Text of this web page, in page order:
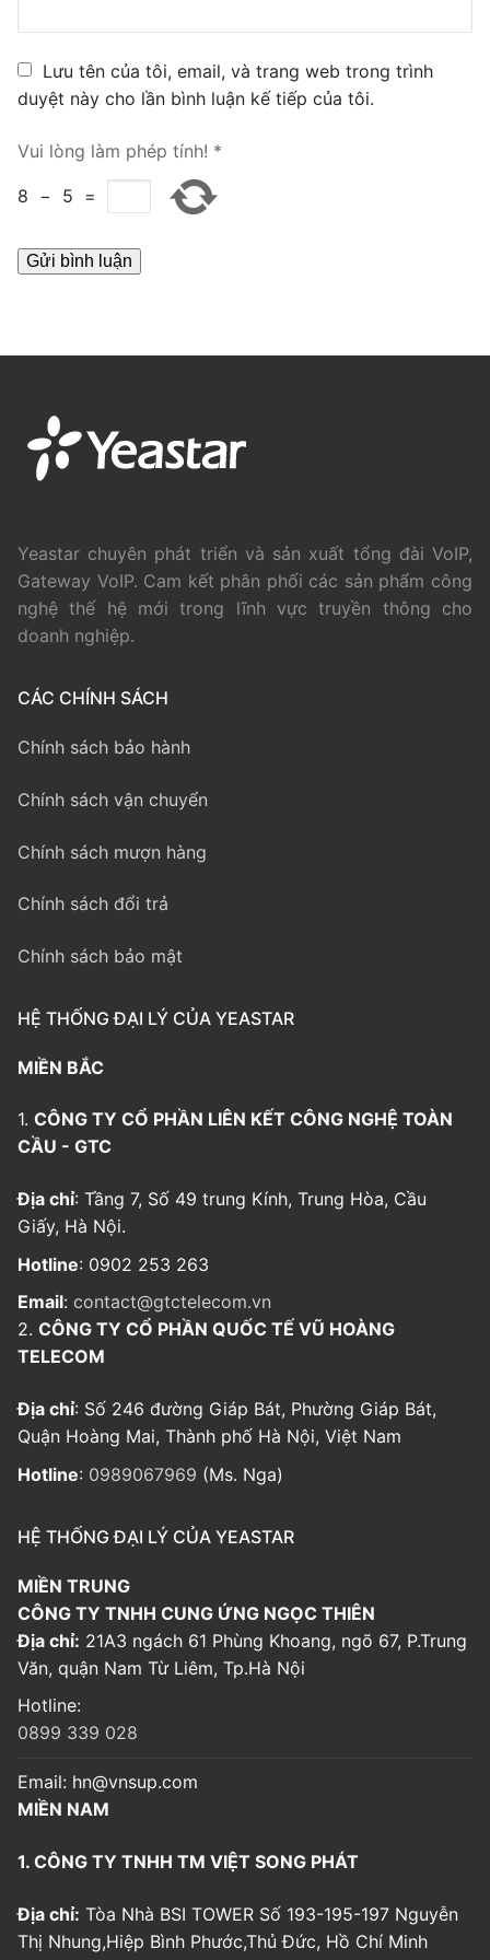
PRI VoIP Gateway TE200
LIÊN HỆ
HƯỚNG DẪN
Lưu tên của tôi, email, và trang web trong trình
duyệt này cho lần bình luận kế tiếp của tôi.
Vui lòng làm phép tính! *
8 − 5 =
Yeastar chuyên phát triển và sản xuất tổng đài VoIP,
Gateway VoIP. Cam kết phân phối các sản phẩm công
nghệ thế hệ mới trong lĩnh vực truyền thông cho
doanh nghiệp.
CÁC CHÍNH SÁCH
Chính sách bảo hành
Chính sách vận chuyển
Chính sách mượn hàng
Chính sách đổi trả
Chính sách bảo mật
HỆ THỐNG ĐẠI LÝ CỦA YEASTAR
MIỀN BẮC
1. CÔNG TY CỔ PHẦN LIÊN KẾT CÔNG NGHỆ TOÀN
CẦU - GTC
Địa chỉ: Tầng 7, Số 49 trung Kính, Trung Hòa, Cầu
Giấy, Hà Nội.
Hotline: 0902 253 263
Email: contact@gtctelecom.vn
2. CÔNG TY CỔ PHẦN QUỐC TẾ VŨ HOÀNG
TELECOM
Địa chỉ: Số 246 đường Giáp Bát, Phường Giáp Bát,
Quận Hoàng Mai, Thành phố Hà Nội, Việt Nam
Hotline: 0989067969 (Ms. Nga)
HỆ THỐNG ĐẠI LÝ CỦA YEASTAR
MIỀN TRUNG
CÔNG TY TNHH CUNG ỨNG NGỌC THIÊN
Địa chỉ: 21A3 ngách 61 Phùng Khoang, ngõ 67, P.Trung
Văn, quận Nam Từ Liêm, Tp.Hà Nội
Hotline:
0899 339 028
Email: hn@vnsup.com
MIỀN NAM
1. CÔNG TY TNHH TM VIỆT SONG PHÁT
Địa chỉ: Tòa Nhà BSI TOWER Số 193-195-197 Nguyễn
Thị Nhung,Hiệp Bình Phước,Thủ Đức, Hồ Chí Minh